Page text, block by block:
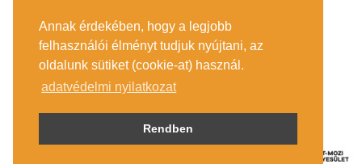
Annak érdekében, hogy a legjobb
felhasználói élményt tudjuk nyújtani, az
oldalunk sütiket (cookie-at) használ.
adatvédelmi nyilatkozat
Rendben
1088 BUDAPEST, RÁKÓCZI ÚT 21.
MEGKÖZELÍTÉS
JEGYINFORMÁCIÓ
ÍRJON NEKÜNK!
KÖZÉRDEKŰ ADATOK